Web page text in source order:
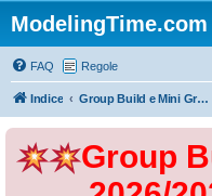
ModelingTime.com
FAQ Regole
Indice Group Build e Mini Group Build
Group